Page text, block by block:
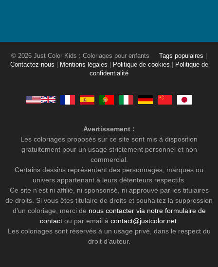
© 2026 Just Color Kids : Coloriages pour enfants Tags populaires
Contactez-nous
Mentions légales Politique de cookies
Politique de
confidentialité
Avertissement :
Les coloriages proposés sur ce site sont mis à disposition
gratuitement pour un usage strictement personnel et non
commercial.
Certains dessins représentent des personnages, marques ou
univers appartenant à leurs détenteurs respectifs.
Ce site n’est ni affilié, ni sponsorisé, ni approuvé par les titulaires
de droits. Si vous êtes titulaire de droits et souhaitez la suppression
d'un coloriage, merci de nous contacter via notre formulaire de
contactou par email à contact@justcolor.net.
Les coloriages sont réservés à un usage privé, dans le respect du
droit d’auteur.